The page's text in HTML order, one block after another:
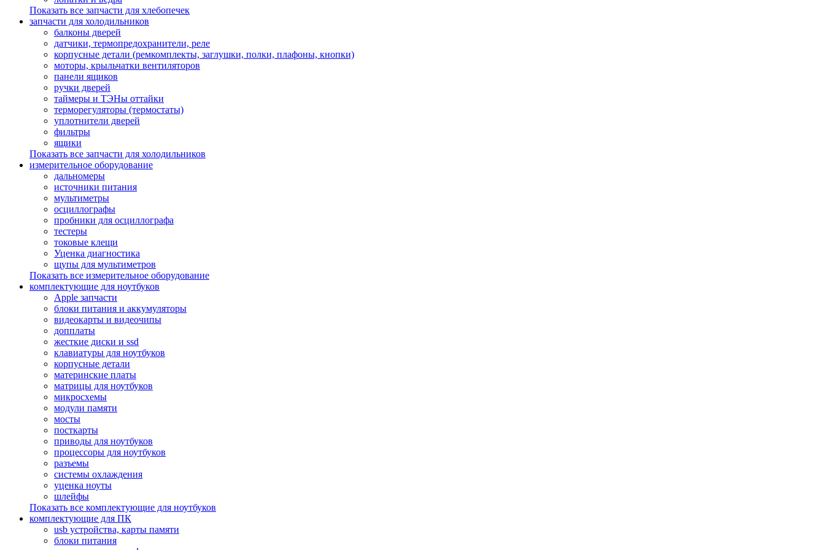
Показать все запчасти для хлебопечек
запчасти для холодильников
балконы дверей
датчики, термопредохранители, реле
корпусные детали (ремкомплекты, заглушки, полки, плафоны, кнопки)
моторы, крыльчатки вентиляторов
панели ящиков
ручки дверей
таймеры и ТЭНы оттайки
терморегуляторы (термостаты)
уплотнители дверей
фильтры
ящики
Показать все запчасти для холодильников
измерительное оборудование
дальномеры
источники питания
мультиметры
осциллографы
пробники для осциллографа
тестеры
токовые клещи
Уценка диагностика
щупы для мультиметров
Показать все измерительное оборудование
комплектующие для ноутбуков
Apple запчасти
блоки питания и аккумуляторы
видеокарты и видеочипы
допплаты
жесткие диски и ssd
клавиатуры для ноутбуков
корпусные детали
материнские платы
матрицы для ноутбуков
микросхемы
модули памяти
мосты
посткарты
приводы для ноутбуков
процессоры для ноутбуков
разъемы
системы охлаждения
уценка ноуты
шлейфы
Показать все комплектующие для ноутбуков
комплектующие для ПК
usb устройства, карты памяти
блоки питания